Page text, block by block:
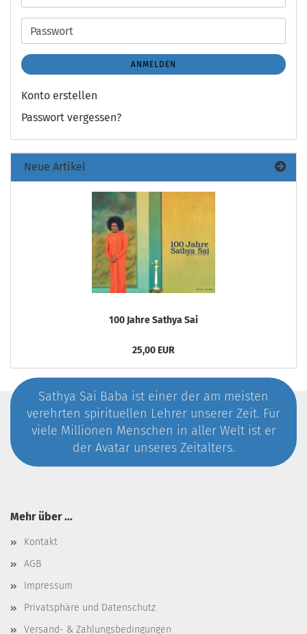
Mail-
Adresse
Passwort
ANMELDEN
Konto erstellen
Passwort vergessen?
Neue Artikel
100 Jahre Sathya Sai
25,00 EUR
Sathya Sai Baba ist einer der am meisten
verehrten spirituellen Lehrer unserer Zeit. Für
viele Millionen Menschen in aller Welt ist er
der Avatar unseres Zeitalters.
Mehr über ...
Kontakt
AGB
Impressum
Privatsphäre und Datenschutz
Versand- & Zahlungsbedingungen